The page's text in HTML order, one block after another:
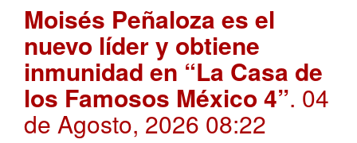
Moisés Peñaloza es el
nuevo líder y obtiene
inmunidad en “La Casa de
los Famosos México 4”. 04
de Agosto, 2026 08:22